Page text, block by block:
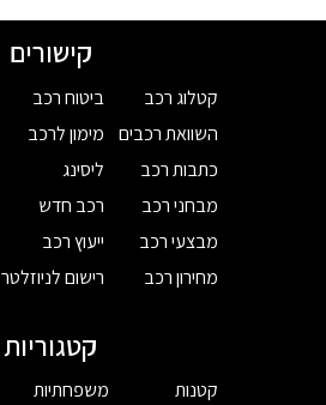
קישורים
קטלוג רכב
השוואת רכבים
כתבות רכב
מבחני רכב
מבצעי רכב
מחירון רכב
ביטוח רכב
מימון לרכב
ליסינג
רכב חדש
ייעוץ רכב
רישום לניוזלטר
קטגוריות
קטנות
משפחתיות